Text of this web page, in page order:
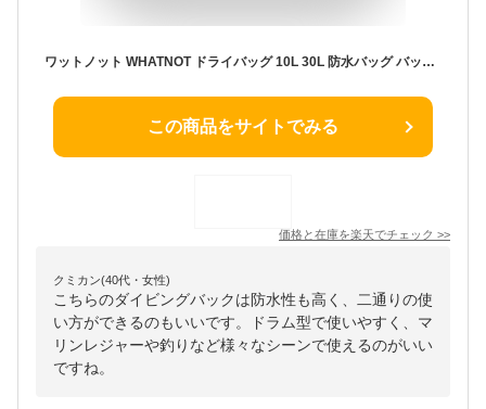
ワットノット WHATNOT ドライバッグ 10L 30L 防水バッグ バッグ リュックサック リュック 防水 グレー 2way ラフティング 釣り フィッシング 水泳 キャンプ スイミングバッグ 海水浴 防災 メンズ ユニセックス スポーツ おしゃれ かっこいい ギフト プレゼント DB-01-GY-30
この商品をサイトでみる
価格と在庫を楽天でチェック >>
クミカン(40代・女性)
こちらのダイビングバックは防水性も高く、二通りの使
い方ができるのもいいです。ドラム型で使いやすく、マ
リンレジャーや釣りなど様々なシーンで使えるのがいい
ですね。